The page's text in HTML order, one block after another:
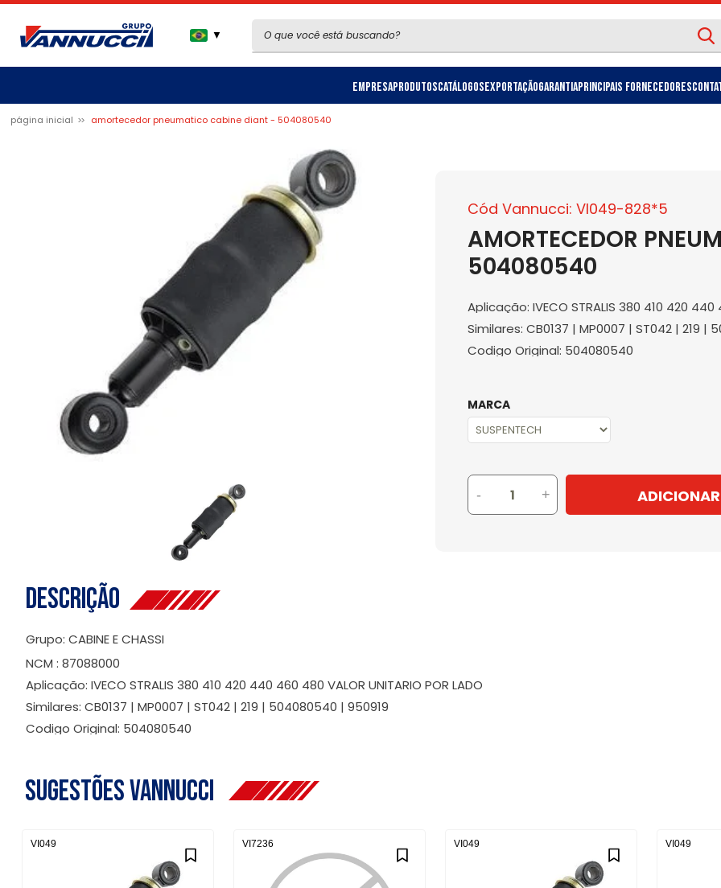
▼
EmpresaProdutosCatálogosExportaçãoGarantiaPrincipais Fornecedores
página inicial amortecedor pneumatico cabine diant - 504080540
Cód Vannucci: VI049-828*5
AMORTECEDOR
504080540
Aplicação: IVECO STRALIS 380 410 420 440
Similares: CB0137 | MP0007 | ST042 | 219 |
Codigo Original: 504080540
MARCA
- +
Descrição
Grupo: CABINE E CHASSI
NCM : 87088000
Aplicação: IVECO STRALIS 380 410 420 440 460 480 VALOR UNITARIO POR LADO
Similares: CB0137 | MP0007 | ST042 | 219 | 504080540 | 950919
Codigo Original: 504080540
Sugestões Vannucci
VI049 VI7236 VI049 VI049